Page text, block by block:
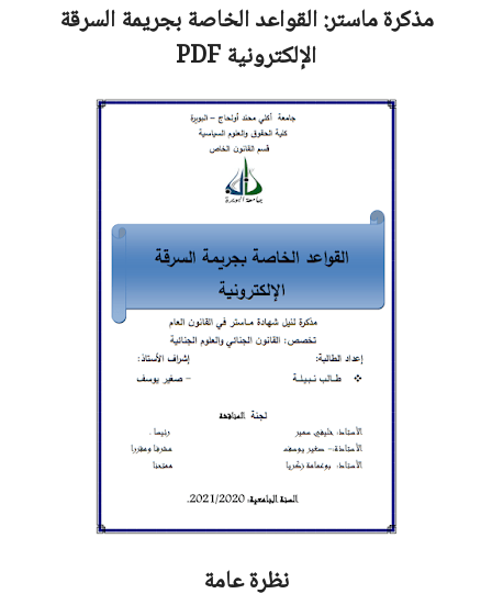
مذكرة ماستر:القواعد الخاصة بجريمة السرقة
الإلكترونيةPDF
نظرة عامة